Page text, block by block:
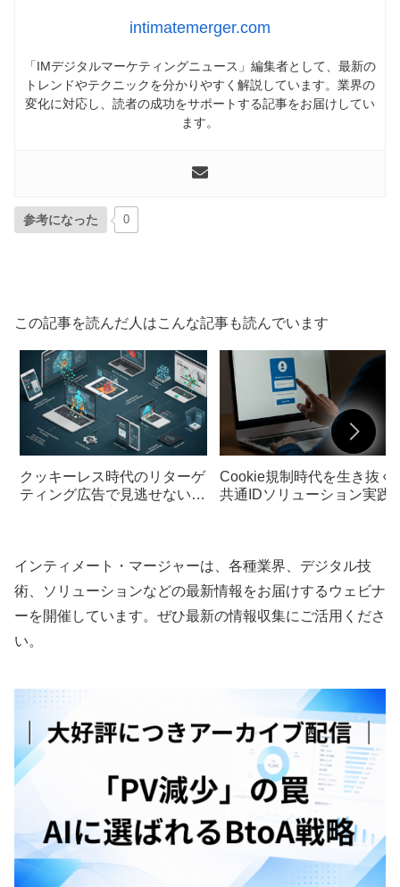
intimatemerger.com
「IMデジタルマーケティングニュース」編集者として、最新の
トレンドやテクニックを分かりやすく解説しています。業界の
変化に対応し、読者の成功をサポートする記事をお届けしてい
ます。
参考になった 0
この記事を読んだ人はこんな記事も読んでいます
クッキーレス時代のリターゲ
ティング広告で見逃せない5
Cookie規制時代を生き抜く
共通IDソリューション実践
インティメート・マージャーは、各種業界、デジタル技
術、ソリューションなどの最新情報をお届けするウェビナ
ーを開催しています。ぜひ最新の情報収集にご活用くださ
い。